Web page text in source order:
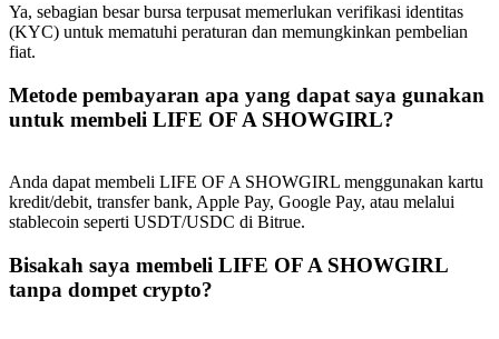
Ya, sebagian besar bursa terpusat memerlukan verifikasi identitas
(KYC) untuk mematuhi peraturan dan memungkinkan pembelian
fiat.
Metode pembayaran apa yang dapat saya gunakan
untuk membeli LIFE OF A SHOWGIRL?
Anda dapat membeli LIFE OF A SHOWGIRL menggunakan kartu
kredit/debit, transfer bank, Apple Pay, Google Pay, atau melalui
stablecoin seperti USDT/USDC di Bitrue.
Bisakah saya membeli LIFE OF A SHOWGIRL
tanpa dompet crypto?